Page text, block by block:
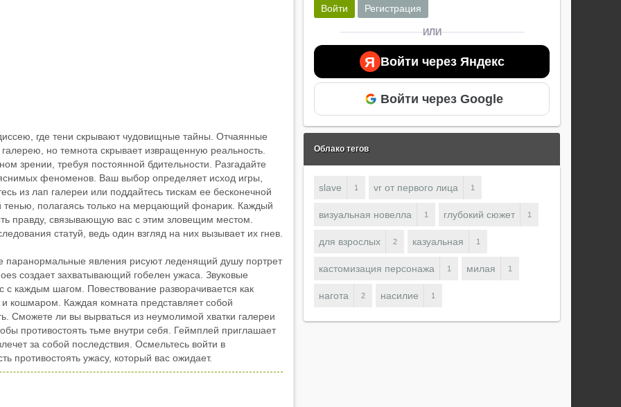
где тени скрывают чудовищные тайны. Отчаянные
но темнота скрывает извращенную реальность.
зрении, требуя постоянной бдительности. Разгадайте
феноменов. Ваш выбор определяет исход игры,
из лап галереи или поддайтесь тискам ее бесконечной
тенью, полагаясь только на мерцающий фонарик. Каждый
правду, связывающую вас с этим зловещим местом.
статуй, ведь один взгляд на них вызывает их гнев.
паранормальные явления рисуют леденящий душу портрет
создает захватывающий гобелен ужаса. Звуковые
каждым шагом. Повествование разворачивается как
кошмаром. Каждая комната представляет собой
Сможете ли вы вырваться из неумолимой хватки галереи
противостоять тьме внутри себя. Геймплей приглашает
за собой последствия. Осмельтесь войти в
противостоять ужасу, который вас ожидает.
Войти Регистрация
ИЛИ
Я Войти через Яндекс
Войти через Google
Облако тегов
slave 1 vr от первого лица 1
визуальная новелла 1 глубокий сюжет 1
для взрослых 2 казуальная 1
кастомизация персонажа 1 милая 1
нагота 2 насилие 1